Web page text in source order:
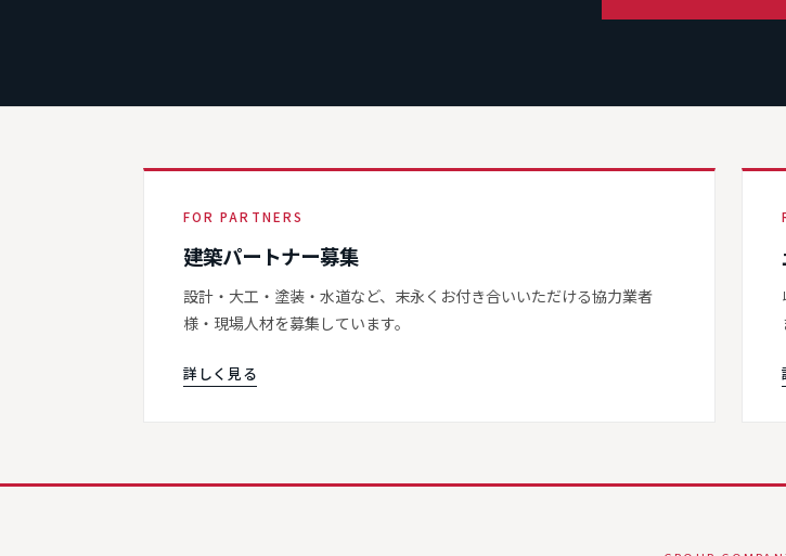
FOR PARTNERS
建築パートナー募集
設計・大工・塗装・水道など、末永くお付き合いいただける協力業者
様・現場人材を募集しています。
詳しく見る